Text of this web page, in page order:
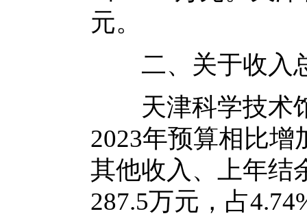
元。
二、关于收入
天津科学技术馆
2023年预算相比增
其他收入、上年结
287.5万元，占